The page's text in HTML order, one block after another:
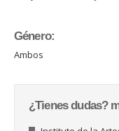
Género:
Ambos
¿Tienes dudas?